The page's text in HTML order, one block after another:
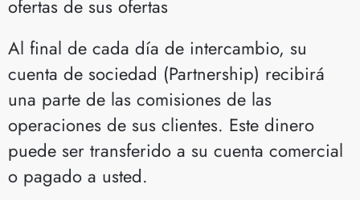
ofertas de sus ofertas
Al final de cada día de intercambio, su
cuenta de sociedad (Partnership) recibirá
una parte de las comisiones de las
operaciones de sus clientes. Este dinero
puede ser transferido a su cuenta comercial
o pagado a usted.